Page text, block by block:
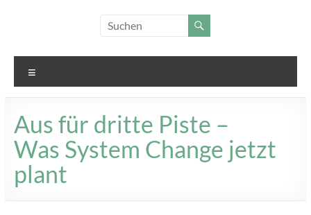
Change!
Aus für dritte Piste –
Was System Change jetzt
plant